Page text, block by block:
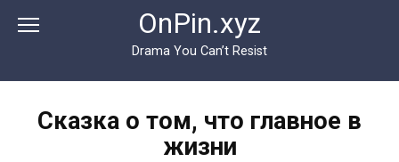
OnPin.xyz
Drama You Can’t Resist
Сказка о том, что главное в
жизни